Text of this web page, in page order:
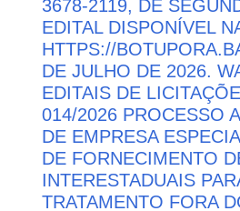
3678-2119, DE
EDITAL DISPONÍVEL
HTTPS://
DE JULHO DE 2026.
EDITAIS DE
014/2026 PROCESSO
DE EMPRESA
DE FORNECIMENTO
INTERESTADUAIS
TRATAMENTO FORA